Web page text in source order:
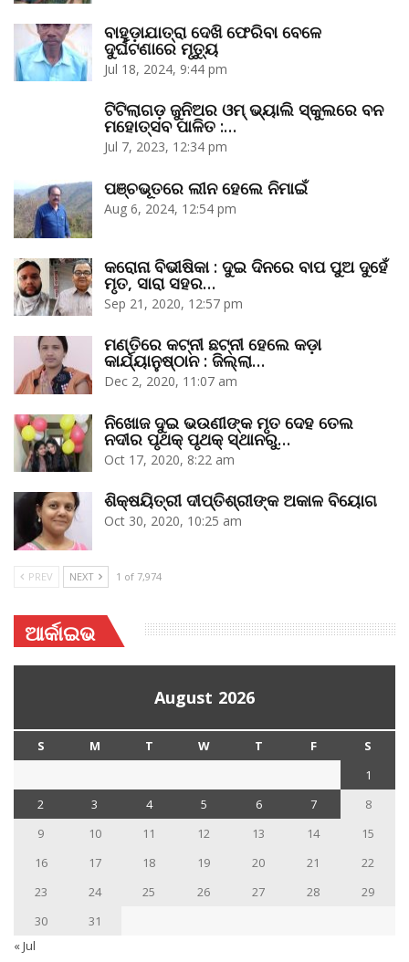
ବାହୁଡ଼ାଯାତ୍ରା ଦେଖି ଫେରିବା ବେଳେ
ଦୁର୍ଘଟଣାରେ ମୃତ୍ୟୁ
Jul 18, 2024, 9:44 pm
ଟିଟିଲାଗଡ଼ ଜୁନିଅର ଓମ୍‌ ଭ୍ୟାଲି ସ୍କୁଲରେ ବନ
ମହୋତ୍ସବ ପାଳିତ :…
Jul 7, 2023, 12:34 pm
ପଞ୍ଚଭୂତରେ ଲୀନ ହେଲେ ନିମାଇଁ
Aug 6, 2024, 12:54 pm
କରୋନା ବିଭୀଷିକା : ଦୁଇ ଦିନରେ ବାପ ପୁଅ ଦୁହେଁ
ମୃତ, ସାରା ସହର…
Sep 21, 2020, 12:57 pm
ମଣ୍ତିରେ କଟ୍‌ନୀ ଛଟ୍‌ନୀ ହେଲେ କଡ଼ା
କାର୍ଯ୍ୟାନୁଷ୍ଠାନ : ଜିଲ୍ଲା…
Dec 2, 2020, 11:07 am
ନିଖୋଜ ଦୁଇ ଭଉଣୀଙ୍କ ମୃତ ଦେହ ତେଲ
ନଦୀର ପୃଥକ୍‌ ପୃଥକ୍‌ ସ୍ଥାନରୁ…
Oct 17, 2020, 8:22 am
ଶିକ୍ଷୟିତ୍ରୀ ଦୀପ୍ତିଶ୍ରୀଙ୍କ ଅକାଳ ବିୟୋଗ
Oct 30, 2020, 10:25 am
PREV NEXT 1 of 7,974
ଆର୍କାଇଭ
August 2026
S M T W T F
S
1
2
3 4 5 6 7
8
9
10 11 12 13 14
15
16
17 18 19 20 21
22
23
24 25 26 27 28
29
30
31
« Jul